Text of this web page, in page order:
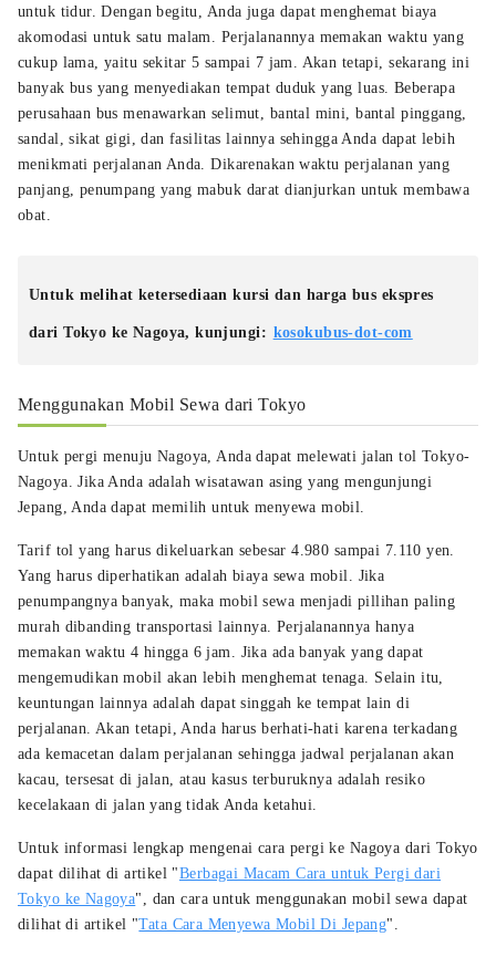
untuk tidur. Dengan begitu, Anda juga dapat menghemat biaya
akomodasi untuk satu malam. Perjalanannya memakan waktu yang
cukup lama, yaitu sekitar 5 sampai 7 jam. Akan tetapi, sekarang ini
banyak bus yang menyediakan tempat duduk yang luas. Beberapa
perusahaan bus menawarkan selimut, bantal mini, bantal pinggang,
sandal, sikat gigi, dan fasilitas lainnya sehingga Anda dapat lebih
menikmati perjalanan Anda. Dikarenakan waktu perjalanan yang
panjang, penumpang yang mabuk darat dianjurkan untuk membawa
obat.
Untuk melihat ketersediaan kursi dan harga bus ekspres
dari Tokyo ke Nagoya, kunjungi: kosokubus-dot-com
Menggunakan Mobil Sewa dari Tokyo
Untuk pergi menuju Nagoya, Anda dapat melewati jalan tol Tokyo-
Nagoya. Jika Anda adalah wisatawan asing yang mengunjungi
Jepang, Anda dapat memilih untuk menyewa mobil.
Tarif tol yang harus dikeluarkan sebesar 4.980 sampai 7.110 yen.
Yang harus diperhatikan adalah biaya sewa mobil. Jika
penumpangnya banyak, maka mobil sewa menjadi pillihan paling
murah dibanding transportasi lainnya. Perjalanannya hanya
memakan waktu 4 hingga 6 jam. Jika ada banyak yang dapat
mengemudikan mobil akan lebih menghemat tenaga. Selain itu,
keuntungan lainnya adalah dapat singgah ke tempat lain di
perjalanan. Akan tetapi, Anda harus berhati-hati karena terkadang
ada kemacetan dalam perjalanan sehingga jadwal perjalanan akan
kacau, tersesat di jalan, atau kasus terburuknya adalah resiko
kecelakaan di jalan yang tidak Anda ketahui.
Untuk informasi lengkap mengenai cara pergi ke Nagoya dari Tokyo
dapat dilihat di artikel "Berbagai Macam Cara untuk Pergi dari
Tokyo ke Nagoya", dan cara untuk menggunakan mobil sewa dapat
dilihat di artikel "Tata Cara Menyewa Mobil Di Jepang".